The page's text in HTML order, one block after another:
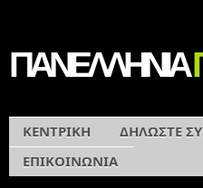
ΠΑΝΕΛΛΗΝΙΑ
ΚΕΝΤΡΙΚΗ ΔΗΛΩΣΤΕ
ΕΠΙΚΟΙΝΩΝΙΑ